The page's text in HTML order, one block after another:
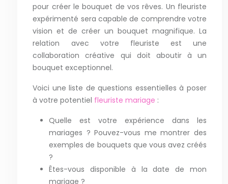
pour créer le bouquet de vos rêves. Un fleuriste
expérimenté sera capable de comprendre votre
vision et de créer un bouquet magnifique. La
relation avec votre fleuriste est une
collaboration créative qui doit aboutir à un
bouquet exceptionnel.
Voici une liste de questions essentielles à poser
à votre potentiel fleuriste mariage :
Quelle est votre expérience dans les
mariages ? Pouvez-vous me montrer des
exemples de bouquets que vous avez créés
?
Êtes-vous disponible à la date de mon
mariage ?